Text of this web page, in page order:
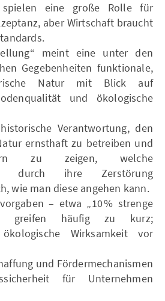
eine große Rolle für
aber Wirtschaft braucht
meint eine unter den
Gegebenheiten funktionale,
Natur mit Blick auf
und ökologische
Verantwortung, den
ernsthaft zu betreiben und
zu zeigen, welche
durch ihre Zerstörung
wie man diese angehen kann.
– etwa „10 % strenge
– greifen häufig zu kurz;
Wirksamkeit vor
und Fördermechanismen
für Unternehmen